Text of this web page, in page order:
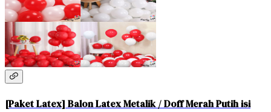
[Paket Latex] Balon Latex Metalik / Doff Merah Putih isi